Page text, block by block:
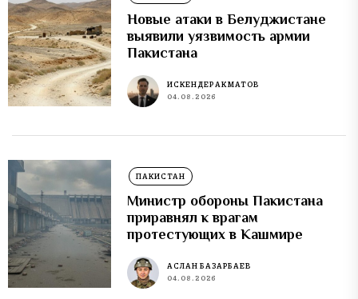
Новые атаки в Белуджистане
выявили уязвимость армии
Пакистана
ИСКЕНДЕР АКМАТОВ
04.08.2026
ПАКИСТАН
Министр обороны Пакистана
приравнял к врагам
протестующих в Кашмире
АСЛАН БАЗАРБАЕВ
04.08.2026